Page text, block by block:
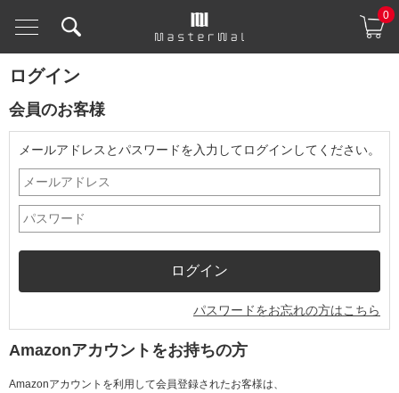
0
ログイン
会員のお客様
メールアドレスとパスワードを入力してログインしてください。
パスワードをお忘れの方はこちら
Amazonアカウントをお持ちの方
Amazonアカウントを利用して会員登録されたお客様は、